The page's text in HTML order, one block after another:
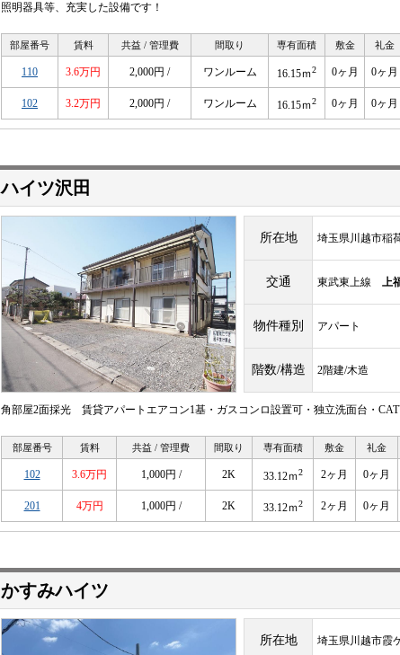
照明器具等、充実した設備です！
部屋番号 賃料 共益 / 管理費 間取り 専有面積 敷金 礼金
110 3.6万円 2,000円 / ワンルーム 16.15ｍ2 0ヶ月 0ヶ月
102 3.2万円 2,000円 / ワンルーム 16.15ｍ2 0ヶ月 0ヶ月
ハイツ沢田
所在地 埼玉県川越市稲
交通 東武東上線 上
物件種別 アパート
階数/構造 2階建/木造
角部屋2面採光 賃貸アパートエアコン1基・ガスコンロ設置可・独立洗面台・
部屋番号 賃料 共益 / 管理費 間取り 専有面積 敷金 礼金
102 3.6万円 1,000円 / 2K 33.12ｍ2 2ヶ月 0ヶ月
201 4万円 1,000円 / 2K 33.12ｍ2 2ヶ月 0ヶ月
かすみハイツ
所在地 埼玉県川越市霞